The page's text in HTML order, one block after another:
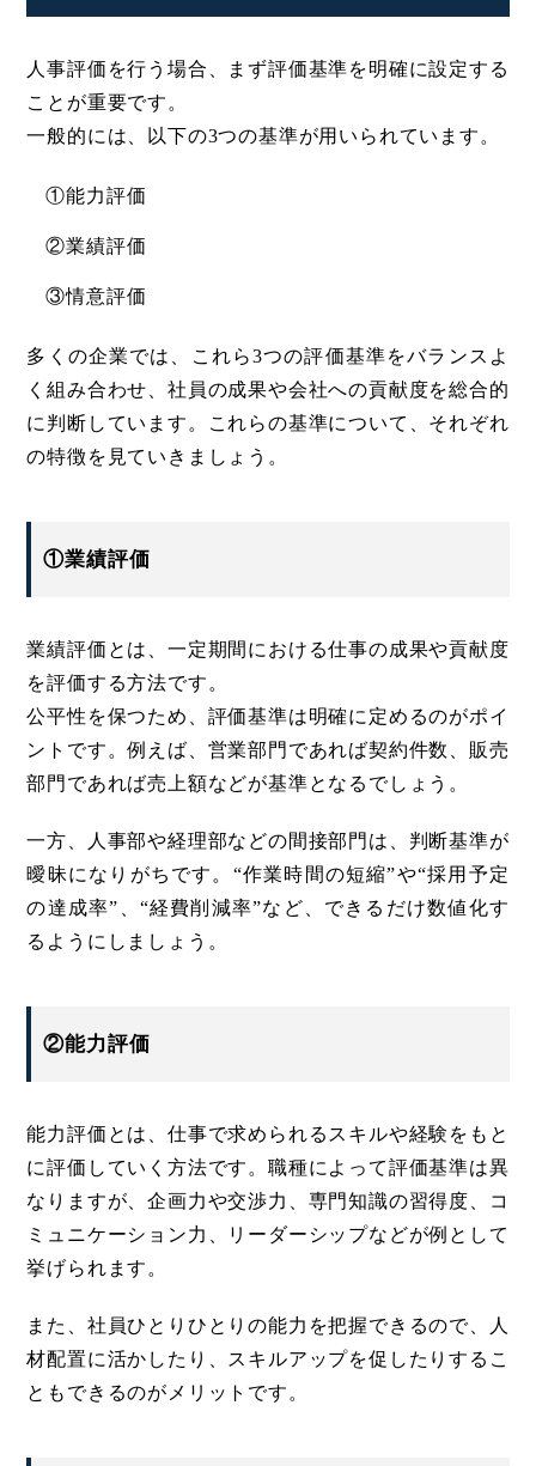
人事評価を行う場合、まず評価基準を明確に設定する
ことが重要です。
一般的には、以下の3つの基準が用いられています。
①能力評価
②業績評価
③情意評価
多くの企業では、これら3つの評価基準をバランスよ
く組み合わせ、社員の成果や会社への貢献度を総合的
に判断しています。これらの基準について、それぞれ
の特徴を見ていきましょう。
①業績評価
業績評価とは、一定期間における仕事の成果や貢献度
を評価する方法です。
公平性を保つため、評価基準は明確に定めるのがポイ
ントです。例えば、営業部門であれば契約件数、販売
部門であれば売上額などが基準となるでしょう。
一方、人事部や経理部などの間接部門は、判断基準が
曖昧になりがちです。“作業時間の短縮”や“採用予定
の達成率”、“経費削減率”など、できるだけ数値化す
るようにしましょう。
②能力評価
能力評価とは、仕事で求められるスキルや経験をもと
に評価していく方法です。職種によって評価基準は異
なりますが、企画力や交渉力、専門知識の習得度、コ
ミュニケーション力、リーダーシップなどが例として
挙げられます。
また、社員ひとりひとりの能力を把握できるので、人
材配置に活かしたり、スキルアップを促したりするこ
ともできるのがメリットです。